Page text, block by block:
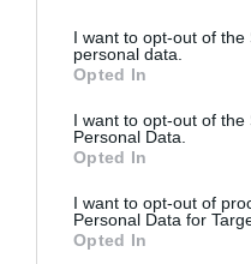
I want to opt-out of the
personal data.
Opted In
I want to opt-out of the
Personal Data.
Opted In
I want to opt-out of
Personal Data for
Opted In